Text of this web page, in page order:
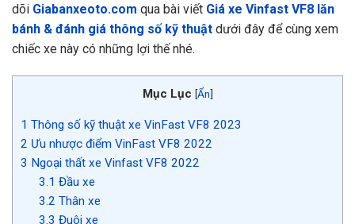
dõi Giabanxeoto.com qua bài viết Giá xe Vinfast VF8 lăn
bánh & đánh giá thông số kỹ thuật dưới đây để cùng xem
chiếc xe này có những lợi thế nhé.
Mục Lục [Ẩn]
1 Thông số kỹ thuật xe VinFast VF8 2023
2 Ưu nhược điểm VinFast VF8 2022
3 Ngoại thất xe Vinfast VF8 2022
3.1 Đầu xe
3.2 Thân xe
3.3 Đuôi xe